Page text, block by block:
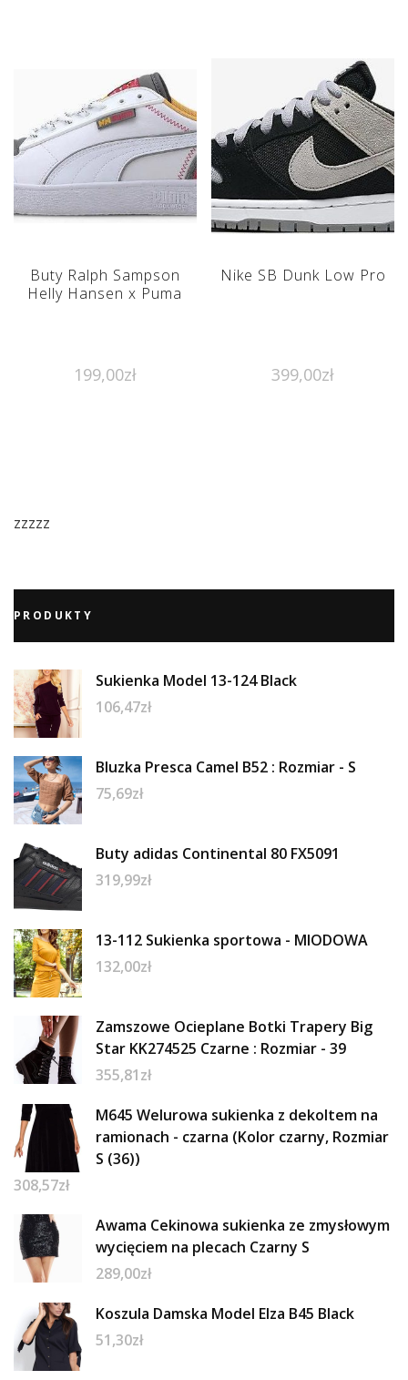
Buty Ralph Sampson
Helly Hansen x Puma
199,00zł
Nike SB Dunk Low Pro
399,00zł
zzzzz
PRODUKTY
Sukienka Model 13-124 Black
106,47zł
Bluzka Presca Camel B52 : Rozmiar - S
75,69zł
Buty adidas Continental 80 FX5091
319,99zł
13-112 Sukienka sportowa - MIODOWA
132,00zł
Zamszowe Ocieplane Botki Trapery Big
Star KK274525 Czarne : Rozmiar - 39
355,81zł
M645 Welurowa sukienka z dekoltem na
ramionach - czarna (Kolor czarny, Rozmiar
S (36))
308,57zł
Awama Cekinowa sukienka ze zmysłowym
wycięciem na plecach Czarny S
289,00zł
Koszula Damska Model Elza B45 Black
51,30zł